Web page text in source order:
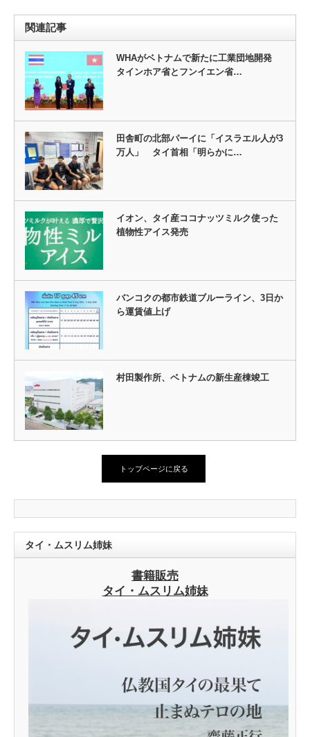
関連記事
WHAがベトナムで新たに工業団地開発
タインホア省とフンイエン省…
田舎町の北部パーイに「イスラエル人が3
万人」 タイ首相「明らかに…
イオン、タイ産ココナッツミルク使った
植物性アイス発売
バンコクの都市鉄道ブルーライン、3日か
ら運賃値上げ
村田製作所、ベトナムの新生産棟竣工
トップページに戻る
タイ・ムスリム姉妹
書籍販売
タイ・ムスリム姉妹